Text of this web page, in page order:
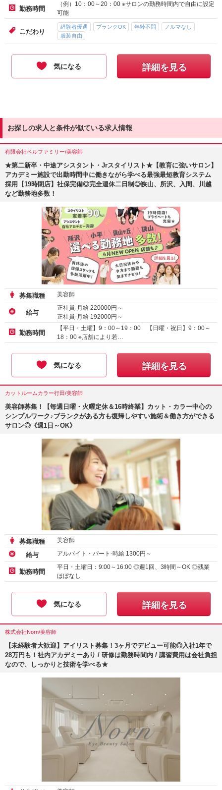
勤務時間
（例）10：00～20：00 ※サロンの勤務時間内で自由に設定
可能
こだわり
経験者優遇 ブランクOK 年齢不問
ノルマなし
服装自由
気になる 詳細を見る
お探しの求人と条件が似ている求人情報
有限会社ベルファミリー/美容師
★第二新卒・中途アシスタント・Jrスタイリスト★【教育に強いサロン】
アカデミー施設で出勤時間中に働きながら学べる最強最短教育システム
採用【19時閉店】社保完備◎完全週休二日制◎狭山、所沢、入間、川越
など勤務地多数！
募集職種 美容師
給与
正社員-月給 220000円～
正社員-月給 192000円～
勤務時間
【平日・土曜】9：00～19：00 【日曜・祝日】9：00～
18：00 ※店舗により若…
気になる 詳細を見る
カットルームカラー行田/美容師
美容師募集！【毎週日曜・火曜定休＆16時終業】カット・カラー中心の
シンプルワーク♪ブランクがある方も復帰しやすい施術＆働き方ができる
サロン◎《週1日～OK》
募集職種 美容師
給与 アルバイト・パート-時給 1300円～
勤務時間
平日・土曜日：9:00～16:00 ◎週1回、3時間～OK ◎残業
ほぼなし
気になる 詳細を見る
株式会社Norn/美容師
【未経験者大歓迎】アイリスト募集！3ヶ月でデビュー可能◎入社1年で
28万円も！社内アカデミーあり / 研修は勤務時間内 / 講習費用は会社負担
なので、しっかりと技術を学べる★